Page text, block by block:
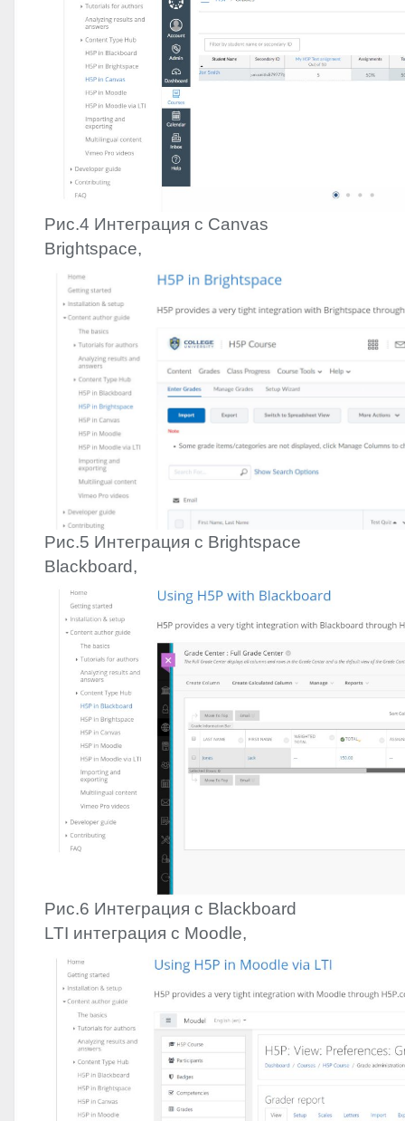
Рис.4 Интеграция с Canvas
Brightspace,
Рис.5 Интеграция с Brightspace
Blackboard,
Рис.6 Интеграция с Blackboard
LTI интеграция с Moodle,